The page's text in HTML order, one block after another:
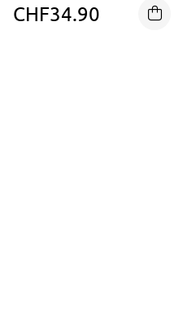
CHF34.90